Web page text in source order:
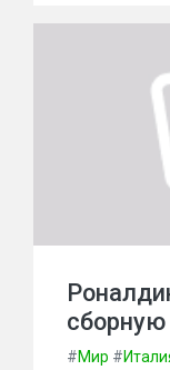
сборную
#Мир #